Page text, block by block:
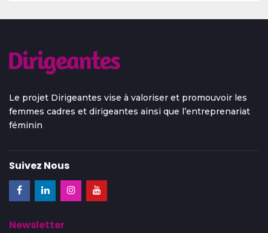
Le projet Dirigeantes vise à valoriser et promouvoir les
femmes cadres et dirigeantes ainsi que l’entreprenariat
féminin
Suivez Nous
Newsletter